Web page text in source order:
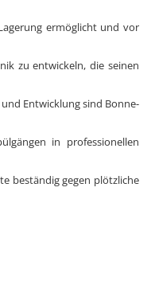
ermöglicht und vor
zu entwickeln, die seinen
Entwicklung sind Bonne-
in professionellen
beständig gegen plötzliche